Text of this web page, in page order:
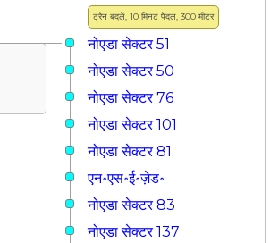
ट्रैन बदलें, 10 मिनट पैदल, 300 मीटर
नोएडा सेक्टर 51
नोएडा सेक्टर 50
नोएडा सेक्टर 76
नोएडा सेक्टर 101
नोएडा सेक्टर 81
एन॰एस॰ई॰ज़ेड॰
नोएडा सेक्टर 83
नोएडा सेक्टर 137